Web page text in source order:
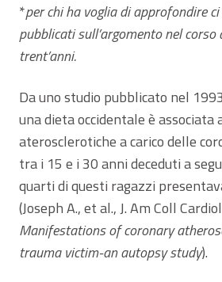
*per chi ha voglia di approfondire
pubblicati sull’argomento nel
trent’anni.
Da uno studio pubblicato nel
una dieta occidentale è associata
aterosclerotiche a carico delle
tra i 15 e i 30 anni deceduti a
quarti di questi ragazzi
(Joseph A., et al., J. Am Coll
Manifestations of coronary
trauma victim-an autopsy study).